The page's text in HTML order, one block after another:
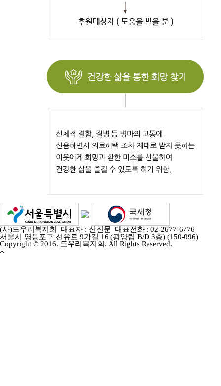
(사)도우리복지회 대표자 : 신진문 대표전화 : 02-2677-6776
서울시 영등포구 선유로 9가길 16 (광양림 B/D 3층) (150-096)
Copyright © 2016. 도우리복지회. All Rights Reserved.